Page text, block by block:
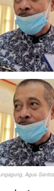
Agus